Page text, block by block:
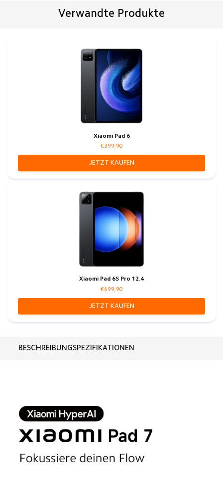
Verwandte Produkte
Xiaomi Pad 6
€399,90
JETZT KAUFEN
Xiaomi Pad 6S Pro 12.4
€699,90
JETZT KAUFEN
BESCHREIBUNGSPEZIFIKATIONEN